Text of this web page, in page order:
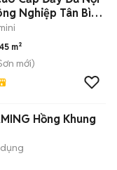
Nghiệp Tân Bình
45 m²
mới)
Hồng Khung